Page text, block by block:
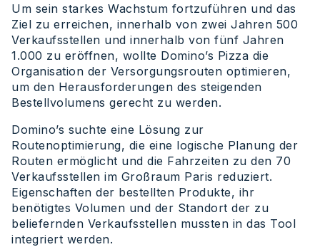
Um sein starkes Wachstum fortzuführen und das
Ziel zu erreichen, innerhalb von zwei Jahren 500
Verkaufsstellen und innerhalb von fünf Jahren
1.000 zu eröffnen, wollte Domino’s Pizza die
Organisation der Versorgungsrouten optimieren,
um den Herausforderungen des steigenden
Bestellvolumens gerecht zu werden.
Domino’s suchte eine Lösung zur
Routenoptimierung, die eine logische Planung der
Routen ermöglicht und die Fahrzeiten zu den 70
Verkaufsstellen im Großraum Paris reduziert.
Eigenschaften der bestellten Produkte, ihr
benötigtes Volumen und der Standort der zu
beliefernden Verkaufsstellen mussten in das Tool
integriert werden.